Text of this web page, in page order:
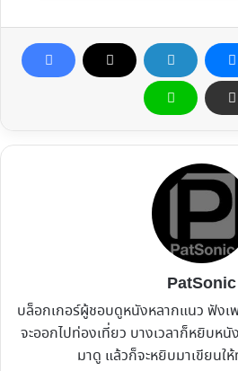
PatSonic
บล็อกเกอร์ผู้ชอบดูหนังหลากแนว ฟังเ
จะออกไปท่องเที่ยว บางเวลาก็หยิบห
มาดู แล้วก็จะหยิบมาเขียนใ